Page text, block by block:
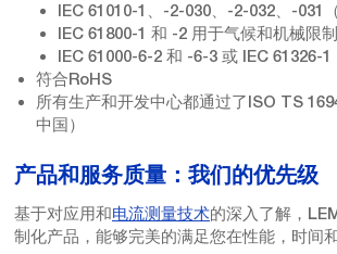
IEC 61010-1、-2-030、-2-032、-031
IEC 61800-1 和 -2 用于气候和机械限制
IEC 61000-6-2 和 -6-3 或 IEC 61326-
符合RoHS
所有生产和开发中心都通过了ISO TS
中国）
产品和服务质量：我们的优先级
基于对应用和电流测量技术的深入了解，
制化产品，能够完美的满足您在性能，时间